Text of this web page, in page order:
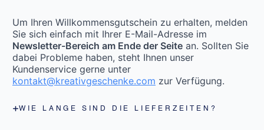
Um Ihren Willkommensgutschein zu erhalten, melden
Sie sich einfach mit Ihrer E-Mail-Adresse im
Newsletter-Bereich am Ende der Seite an. Sollten Sie
dabei Probleme haben, steht Ihnen unser
Kundenservice gerne unter
kontakt@kreativgeschenke.com zur Verfügung.
WIE LANGE SIND DIE LIEFERZEITEN?